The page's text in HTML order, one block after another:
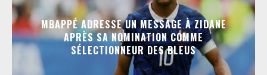
MBAPPÉ ADRESSE UN MESSAGE À ZIDANE
APRÈS SA NOMINATION COMME
SÉLECTIONNEUR DES BLEUS